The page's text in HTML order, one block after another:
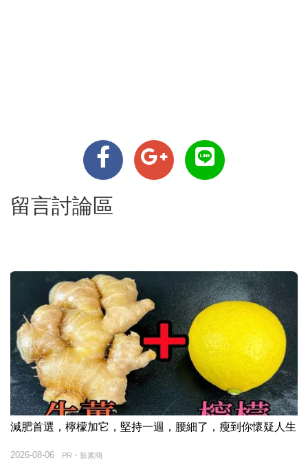
留言討論區
減肥首選，檸檬加它，堅持一週，腰細了，瘦到你懷疑人生
PR・新素簡
2026-08-06